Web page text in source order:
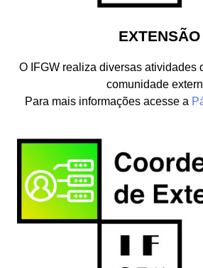
EXTENSÃO
O IFGW realiza diversas atividades
comunidade
Para mais informações acesse a